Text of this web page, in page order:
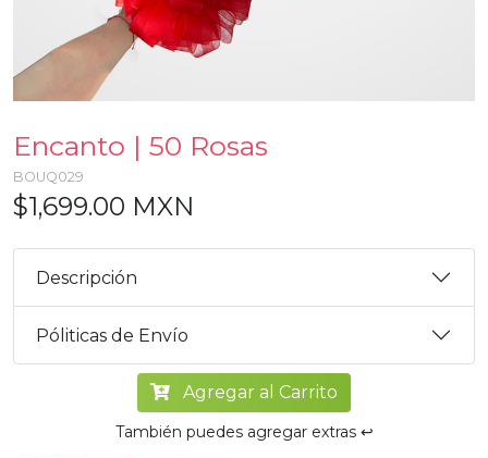
Encanto | 50 Rosas
BOUQ029
$1,699.00 MXN
Descripción
Póliticas de Envío
Agregar al Carrito
También puedes agregar extras ↩️